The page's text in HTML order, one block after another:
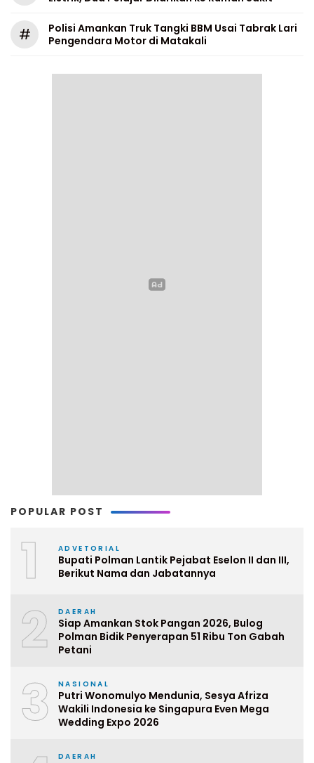
#
Polisi Amankan Truk Tangki BBM Usai Tabrak Lari
Pengendara Motor di Matakali
POPULAR POST
1 ADVETORIAL
Bupati Polman Lantik Pejabat Eselon II dan III,
Berikut Nama dan Jabatannya
2 DAERAH
Siap Amankan Stok Pangan 2026, Bulog
Polman Bidik Penyerapan 51 Ribu Ton Gabah
Petani
3 NASIONAL
Putri Wonomulyo Mendunia, Sesya Afriza
Wakili Indonesia ke Singapura Even Mega
Wedding Expo 2026
DAERAH